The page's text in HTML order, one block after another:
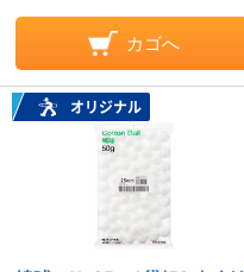
カゴへ
オリジナル